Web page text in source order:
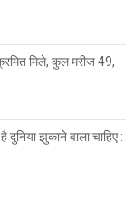
मिले, कुल मरीज 49,
दुनिया झुकाने वाला चाहिए :